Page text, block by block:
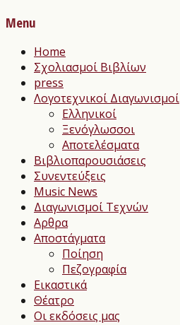
Menu
Home
Σχολιασμοί Βιβλίων
press
Λογοτεχνικοί Διαγωνισμοί
Ελληνικοί
Ξενόγλωσσοι
Αποτελέσματα
Βιβλιοπαρουσιάσεις
Συνεντεύξεις
Music News
Διαγωνισμοί Τεχνών
Αρθρα
Αποστάγματα
Ποίηση
Πεζογραφία
Εικαστικά
Θέατρο
Οι εκδόσεις μας